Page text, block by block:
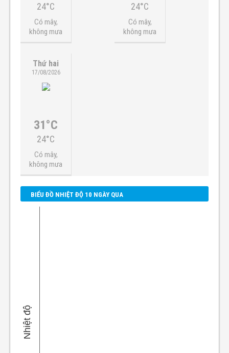
24°C
Có mây,
không mưa
24°C
Có mây,
không mưa
Thứ hai
17/08/2026
31°C
24°C
Có mây,
không mưa
BIỂU ĐỒ NHIỆT ĐỘ 10 NGÀY QUA